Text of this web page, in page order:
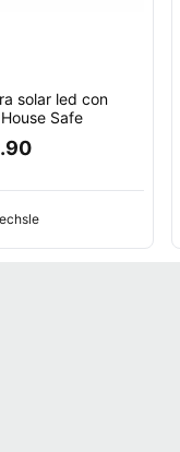
solar led con
Safe